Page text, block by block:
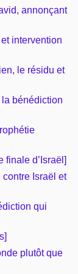
annonçant
intervention
le résidu et
bénédiction
d’Israël]
Israël et
qui
plutôt que